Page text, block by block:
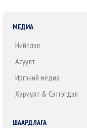
МЕДИА
Нийтлэл
Асуулт
Иргэний медиа
Хариулт & Сэтгэгдэл
ШААРДЛАГА